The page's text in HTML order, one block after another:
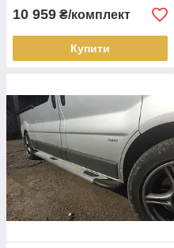
10 959 ₴/комплект
Купити